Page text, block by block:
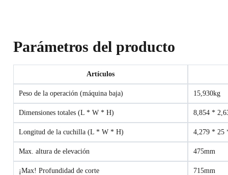
Parámetros del producto
Artículos
Peso de la operación (máquina baja) 15,930kg
Dimensiones totales (L * W * H) 8,854 *
Longitud de la cuchilla (L * W * H) 4,279 * 25
Max. altura de elevación 475mm
¡Max! Profundidad de corte 715mm